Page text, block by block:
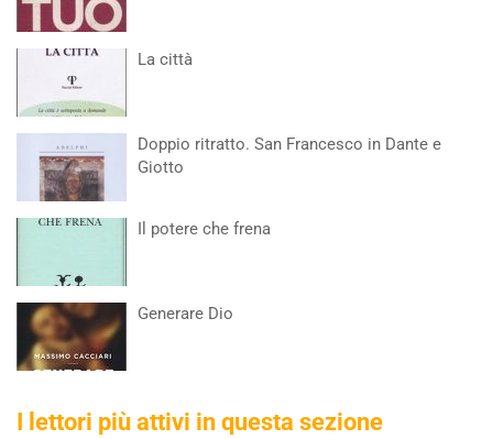
La città
Doppio ritratto. San Francesco in Dante e
Giotto
Il potere che frena
Generare Dio
I lettori più attivi in questa sezione